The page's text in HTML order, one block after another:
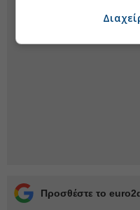
Προσθέστε το